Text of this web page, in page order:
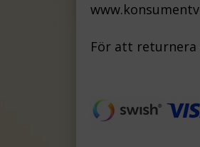
För att